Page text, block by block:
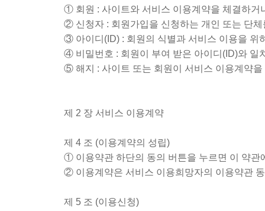
① 회원 : 사이트와 서비스 이용계약을 체결하거
② 신청자 : 회원가입을 신청하는 개인 또는 단체
③ 아이디(ID) : 회원의 식별과 서비스 이용을 위
④ 비밀번호 : 회원이 부여 받은 아이디(ID)와 일
⑤ 해지 : 사이트 또는 회원이 서비스 이용계약
제 2 장 서비스 이용계약
제 4 조 (이용계약의 성립)
① 이용약관 하단의 동의 버튼을 누르면 이 약관
② 이용계약은 서비스 이용희망자의 이용약관
제 5 조 (이용신청)